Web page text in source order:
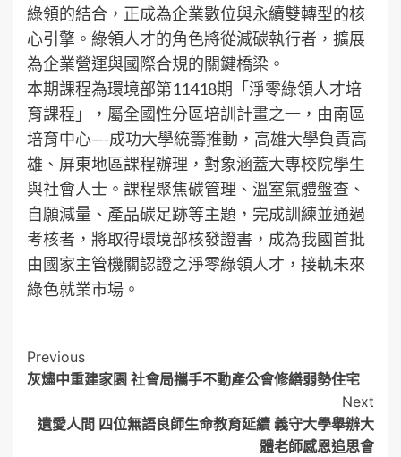
綠領的結合，正成為企業數位與永續雙轉型的核
心引擎。綠領人才的角色將從減碳執行者，擴展
為企業營運與國際合規的關鍵橋梁。
本期課程為環境部第11418期「淨零綠領人才培
育課程」，屬全國性分區培訓計畫之一，由南區
培育中心—-成功大學統籌推動，高雄大學負責高
雄、屏東地區課程辦理，對象涵蓋大專校院學生
與社會人士。課程聚焦碳管理、溫室氣體盤查、
自願減量、產品碳足跡等主題，完成訓練並通過
考核者，將取得環境部核發證書，成為我國首批
由國家主管機關認證之淨零綠領人才，接軌未來
綠色就業市場。
Post
Navigation
Previous
灰燼中重建家園 社會局攜手不動產公會修繕弱勢住宅
Next
遺愛人間 四位無語良師生命教育延續 義守大學舉辦大
體老師感恩追思會